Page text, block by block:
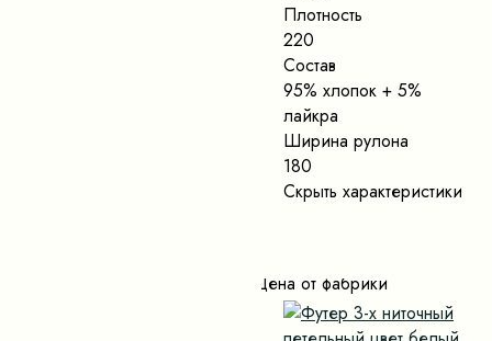
Плотность
220
Состав
95% хлопок + 5%
лайкра
Ширина рулона
180
Скрыть характеристики
Цена от фабрики